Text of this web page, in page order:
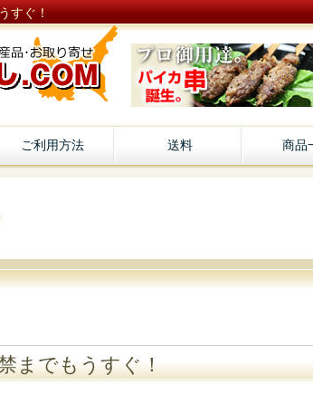
すぐ！
ご利用方法 送料 商品
までもうすぐ！